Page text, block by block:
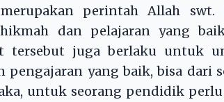
perintah Allah swt.
dan pelajaran yang
tersebut juga berlaku untuk
pengajaran yang baik, bisa dari
untuk seorang pendidik